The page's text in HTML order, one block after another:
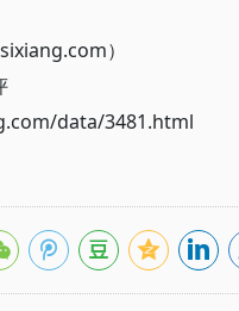
）
data/3481.html